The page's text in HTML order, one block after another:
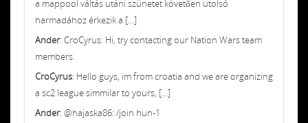
a mappool váltás utáni szünetet követően utolsó
harmadához érkezik a [...]
Ander: CroCyrus: Hi, try contacting our Nation Wars team
members.
CroCyrus: Hello guys, im from croatia and we are organizing
a sc2 league simmilar to yours, [...]
Ander: @hajaska86: /join hun-1